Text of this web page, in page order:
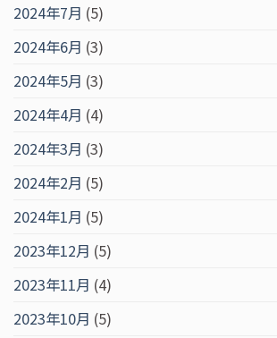
2024年7月 (5)
2024年6月 (3)
2024年5月 (3)
2024年4月 (4)
2024年3月 (3)
2024年2月 (5)
2024年1月 (5)
2023年12月 (5)
2023年11月 (4)
2023年10月 (5)